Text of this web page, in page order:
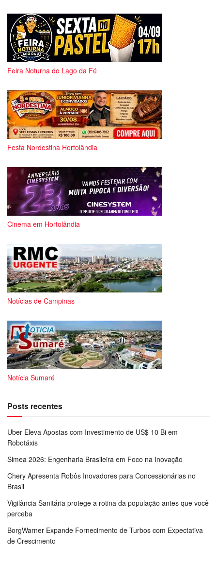
Feira Noturna do Lago da Fé
Festa Nordestina Hortolândia
Cinema em Hortolândia
Notícias de Campinas
Notícia Sumaré
Posts recentes
Uber Eleva Apostas com Investimento de US$ 10 Bi em
Robotáxis
Simea 2026: Engenharia Brasileira em Foco na Inovação
Chery Apresenta Robôs Inovadores para Concessionárias no
Brasil
Vigilância Sanitária protege a rotina da população antes que você
perceba
BorgWarner Expande Fornecimento de Turbos com Expectativa
de Crescimento